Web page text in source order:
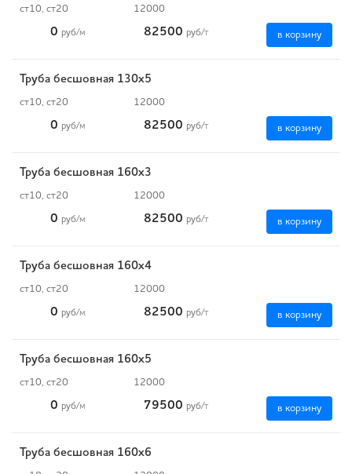
ст10, ст20 12000
0 руб/м 82500 руб/т в корзину
Труба бесшовная 130х5
ст10, ст20 12000
0 руб/м 82500 руб/т в корзину
Труба бесшовная 160х3
ст10, ст20 12000
0 руб/м 82500 руб/т в корзину
Труба бесшовная 160х4
ст10, ст20 12000
0 руб/м 82500 руб/т в корзину
Труба бесшовная 160х5
ст10, ст20 12000
0 руб/м 79500 руб/т в корзину
Труба бесшовная 160х6